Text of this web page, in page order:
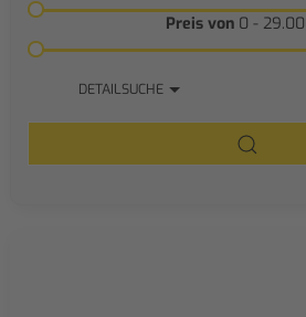
Preis von 0 -
DETAILSUCHE